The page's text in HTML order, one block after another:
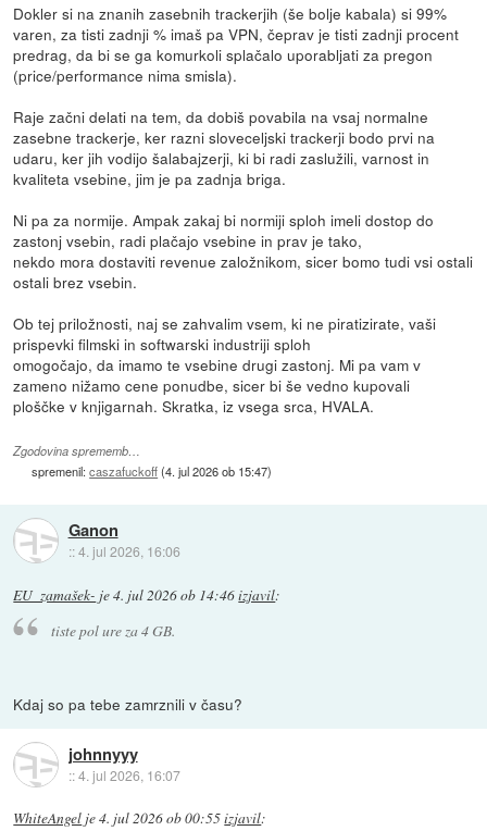
Dokler si na znanih zasebnih trackerjih (še bolje kabala) si 99%
varen, za tisti zadnji % imaš pa VPN, čeprav je tisti zadnji procent
predrag, da bi se ga komurkoli splačalo uporabljati za pregon
(price/performance nima smisla).
Raje začni delati na tem, da dobiš povabila na vsaj normalne
zasebne trackerje, ker razni sloveceljski trackerji bodo prvi na
udaru, ker jih vodijo šalabajzerji, ki bi radi zaslužili, varnost in
kvaliteta vsebine, jim je pa zadnja briga.
Ni pa za normije. Ampak zakaj bi normiji sploh imeli dostop do
zastonj vsebin, radi plačajo vsebine in prav je tako,
nekdo mora dostaviti revenue založnikom, sicer bomo tudi vsi ostali
ostali brez vsebin.
Ob tej priložnosti, naj se zahvalim vsem, ki ne piratizirate, vaši
prispevki filmski in softwarski industriji sploh
omogočajo, da imamo te vsebine drugi zastonj. Mi pa vam v
zameno nižamo cene ponudbe, sicer bi še vedno kupovali
ploščke v knjigarnah. Skratka, iz vsega srca, HVALA.
Zgodovina sprememb…
spremenil:caszafuckoff(4. jul 2026 ob 15:47)
Ganon
::4. jul 2026, 16:06
EU_zamašek- je4. jul 2026 ob 14:46izjavil:
tiste pol ure za 4 GB.
Kdaj so pa tebe zamrznili v času?
johnnyyy
::4. jul 2026, 16:07
WhiteAngel je4. jul 2026 ob 00:55izjavil: